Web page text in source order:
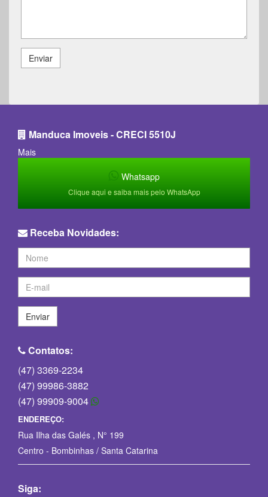
Enviar
Manduca Imoveis - CRECI 5510J
Mais
Whatsapp
Clique aqui e saiba mais pelo WhatsApp
Receba Novidades:
Enviar
Contatos:
(47) 3369-2234
(47) 99986-3882
(47) 99909-9004
ENDEREÇO:
Rua Ilha das Galés , N° 199
Centro - Bombinhas / Santa Catarina
Siga: